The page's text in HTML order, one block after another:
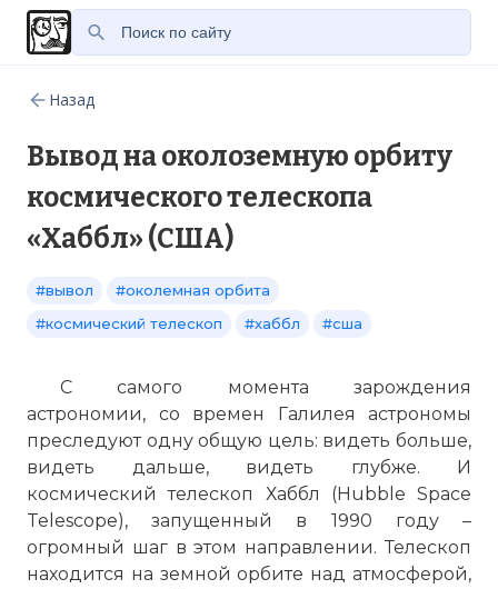
Назад
Вывод на околоземную орбиту
космического телескопа
«Хаббл» (США)
#вывол
#околемная орбита
#космический телескоп
#хаббл #сша
С самого момента зарождения
астрономии, со времен Галилея астрономы
преследуют одну общую цель: видеть больше,
видеть дальше, видеть глубже. И
космический телескоп Хаббл (Hubble Space
Telescope), запущенный в 1990 году –
огромный шаг в этом направлении. Телескоп
находится на земной орбите над атмосферой,